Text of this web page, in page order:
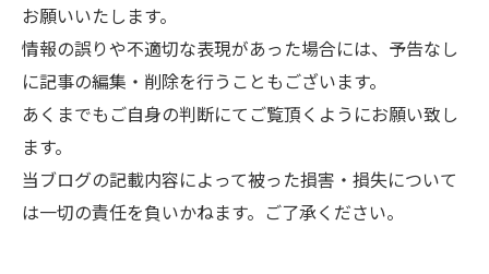
お願いいたします。
情報の誤りや不適切な表現があった場合には、予告なし
に記事の編集・削除を行うこともございます。
あくまでもご自身の判断にてご覧頂くようにお願い致し
ます。
当ブログの記載内容によって被った損害・損失について
は一切の責任を負いかねます。ご了承ください。